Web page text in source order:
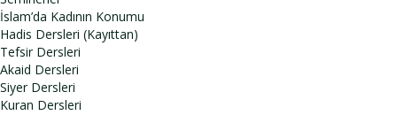
İslam’da Kadının Konumu
Hadis Dersleri (Kayıttan)
Tefsir Dersleri
Akaid Dersleri
Siyer Dersleri
Kuran Dersleri